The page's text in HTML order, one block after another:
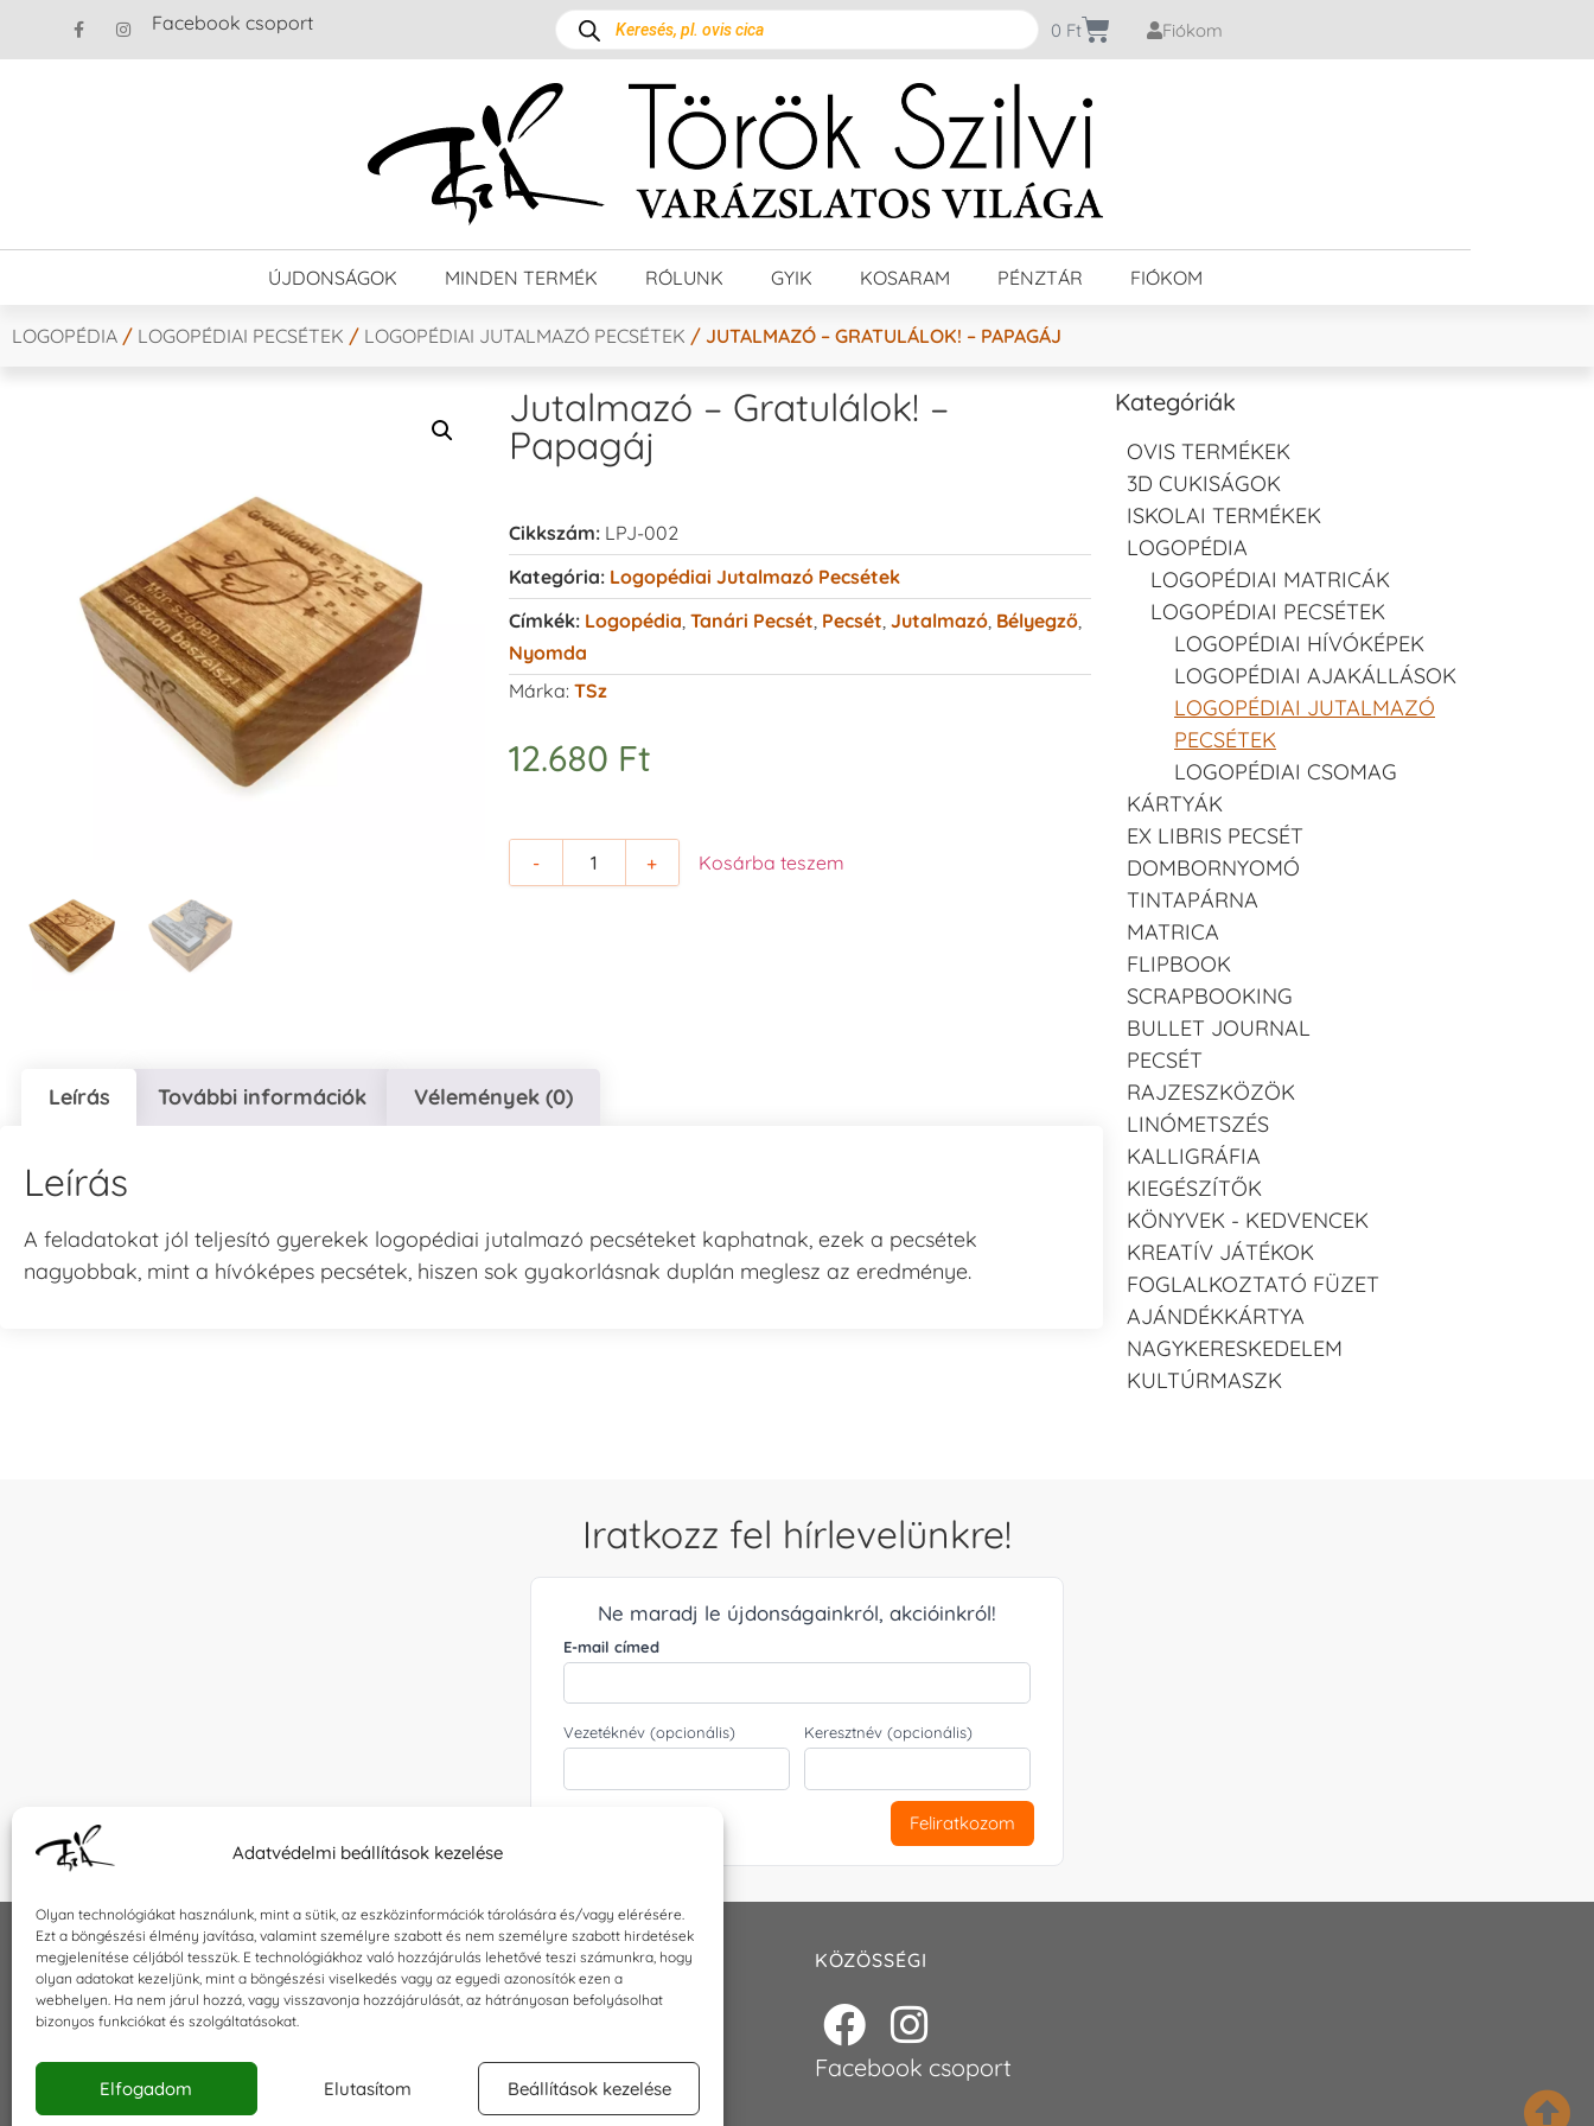
Adatvédelmi beállítások kezelése
Olyan technológiákat használunk, mint a sütik, az eszközinformációk tárolására és/vagy elérésére.
Ezt a böngészési élmény javítása, valamint személyre szabott és nem személyre szabott hirdetések
megjelenítése céljából tesszük. E technológiákhoz való hozzájárulás lehetővé teszi számunkra, hogy
olyan adatokat kezeljünk, mint a böngészési viselkedés vagy az egyedi azonosítók ezen a
webhelyen. Ha nem járul hozzá, vagy visszavonja hozzájárulását, az hátrányosan befolyásolhat
bizonyos funkciókat és szolgáltatásokat.
Elfogadom Elutasítom Beállítások kezelése
Facebook csoport 0 Ft Fiókom
ÚJDONSÁGOK MINDEN TERMÉK RÓLUNK GYIK KOSARAM PÉNZTÁR FIÓKOM
LOGOPÉDIA / LOGOPÉDIAI PECSÉTEK / LOGOPÉDIAI JUTALMAZÓ PECSÉTEK / JUTALMAZÓ – GRATULÁLOK! – PAPAGÁJ
Jutalmazó – Gratulálok! –
Papagáj
Cikkszám: LPJ-002
Kategória: Logopédiai Jutalmazó Pecsétek
Címkék: Logopédia Tanári Pecsét Pecsét Jutalmazó, Bélyegző,
Nyomda
Márka: TSz
12.680 Ft
- + Kosárba teszem
Leírás További információk Vélemények (0)
Leírás
A feladatokat jól teljesító gyerekek logopédiai jutalmazó pecséteket kaphatnak, ezek a pecsétek
nagyobbak, mint a hívóképes pecsétek, hiszen sok gyakorlásnak duplán meglesz az eredménye.
Kategóriák
OVIS TERMÉKEK
3D CUKISÁGOK
ISKOLAI TERMÉKEK
LOGOPÉDIA
LOGOPÉDIAI MATRICÁK
LOGOPÉDIAI PECSÉTEK
LOGOPÉDIAI HÍVÓKÉPEK
LOGOPÉDIAI AJAKÁLLÁSOK
LOGOPÉDIAI JUTALMAZÓ
PECSÉTEK
LOGOPÉDIAI CSOMAG
KÁRTYÁK
EX LIBRIS PECSÉT
DOMBORNYOMÓ
TINTAPÁRNA
MATRICA
FLIPBOOK
SCRAPBOOKING
BULLET JOURNAL
PECSÉT
RAJZESZKÖZÖK
LINÓMETSZÉS
KALLIGRÁFIA
KIEGÉSZÍTŐK
KÖNYVEK - KEDVENCEK
KREATÍV JÁTÉKOK
FOGLALKOZTATÓ FÜZET
AJÁNDÉKKÁRTYA
NAGYKERESKEDELEM
KULTÚRMASZK
Iratkozz fel hírlevelünkre!
Ne maradj le újdonságainkról, akcióinkról!
E-mail címed
Vezetéknév (opcionális) Keresztnév (opcionális)
Feliratkozom
INFORMÁCIÓK
Általános szerződési feltételek
Impresszum
KAPCSOLAT
E-mail:shop@torokszilvi.com
KÖZÖSSÉGI
Facebook csoport